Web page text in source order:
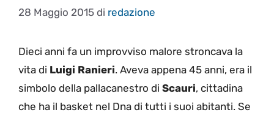
28 Maggio 2015 di redazione
Dieci anni fa un improvviso malore stroncava la
vita di Luigi Ranieri. Aveva appena 45 anni, era il
simbolo della pallacanestro di Scauri, cittadina
che ha il basket nel Dna di tutti i suoi abitanti. Se